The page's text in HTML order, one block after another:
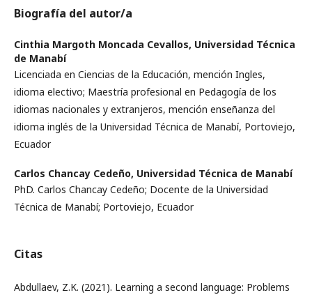
Biografía del autor/a
Cinthia Margoth Moncada Cevallos, Universidad Técnica
de Manabí
Licenciada en Ciencias de la Educación, mención Ingles,
idioma electivo; Maestría profesional en Pedagogía de los
idiomas nacionales y extranjeros, mención enseñanza del
idioma inglés de la Universidad Técnica de Manabí, Portoviejo,
Ecuador
Carlos Chancay Cedeño, Universidad Técnica de Manabí
PhD. Carlos Chancay Cedeño; Docente de la Universidad
Técnica de Manabí; Portoviejo, Ecuador
Citas
Abdullaev, Z.K. (2021). Learning a second language: Problems